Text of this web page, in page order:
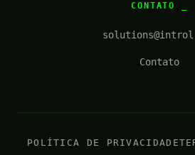
CONTATO
Contato
POLÍTICA DE PRIVACIDADE